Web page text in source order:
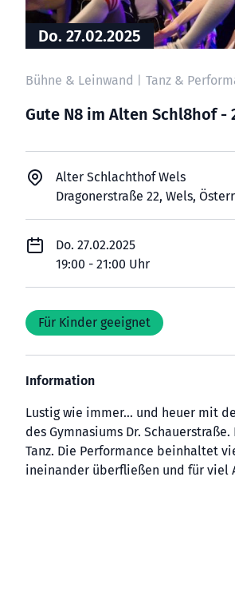
Do. 27.02.2025
Bühne & Leinwand Tanz &
Gute N8 im Alten Schl8hof -
Alter Schlachthof Wels
Dragonerstraße 22, Wels,
Do. 27.02.2025
19:00 - 21:00 Uhr
Für Kinder geeignet
Information
Lustig wie immer… und heuer mit
des Gymnasiums Dr.
Tanz. Die Performance beinhaltet
ineinander überfließen und für viel